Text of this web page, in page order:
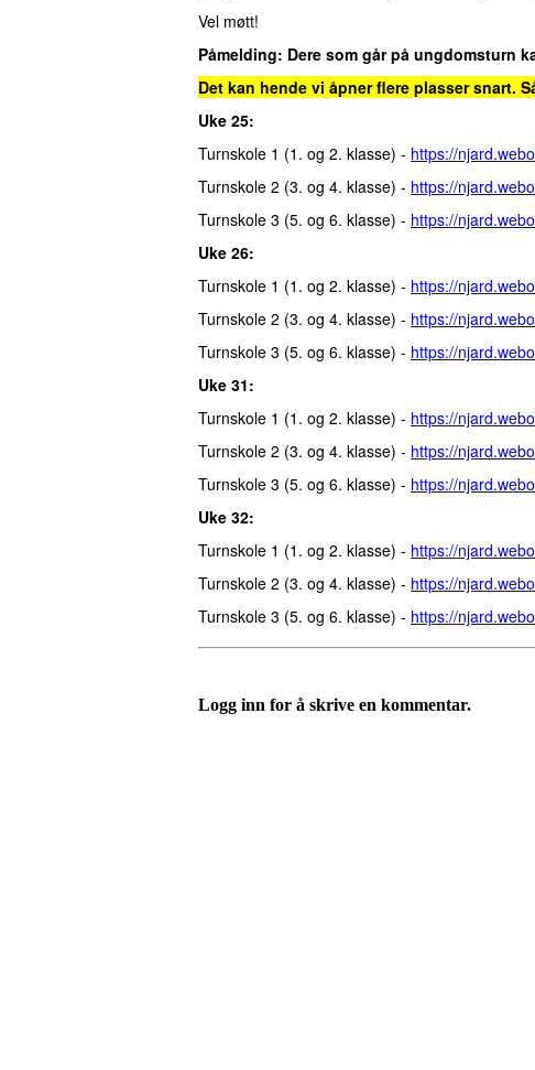
Vel møtt!
Påmelding: Dere som går på ungdomsturn
Det kan hende vi åpner flere plasser snart.
Uke 25:
Turnskole 1 (1. og 2. klasse) - https://
Turnskole 2 (3. og 4. klasse) - https://
Turnskole 3 (5. og 6. klasse) - https://
Uke 26:
Turnskole 1 (1. og 2. klasse) - https://
Turnskole 2 (3. og 4. klasse) - https://
Turnskole 3 (5. og 6. klasse) - https://
Uke 31:
Turnskole 1 (1. og 2. klasse) - https://
Turnskole 2 (3. og 4. klasse) - https://
Turnskole 3 (5. og 6. klasse) - https://
Uke 32:
Turnskole 1 (1. og 2. klasse) - https://
Turnskole 2 (3. og 4. klasse) - https://
Turnskole 3 (5. og 6. klasse) - https://
Logg inn for å skrive en kommentar.